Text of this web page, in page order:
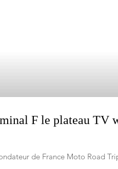
F le plateau TV
de France Moto Road